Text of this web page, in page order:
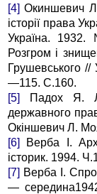
[4] Окиншевич
історії права
Україна.
Розгром і
Грушевського //
—115. C.160.
[5]
Падох Я.
державного
Окіншевич Л.
[6]
Верба І.
історик. 1994.
[7] Верба І.
—